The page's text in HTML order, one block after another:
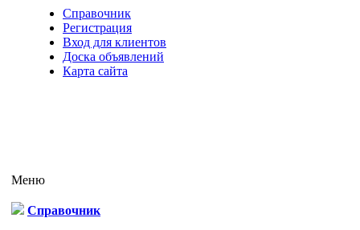
Справочник
Регистрация
Вход для клиентов
Доска объявлений
Карта сайта
Меню
Справочник